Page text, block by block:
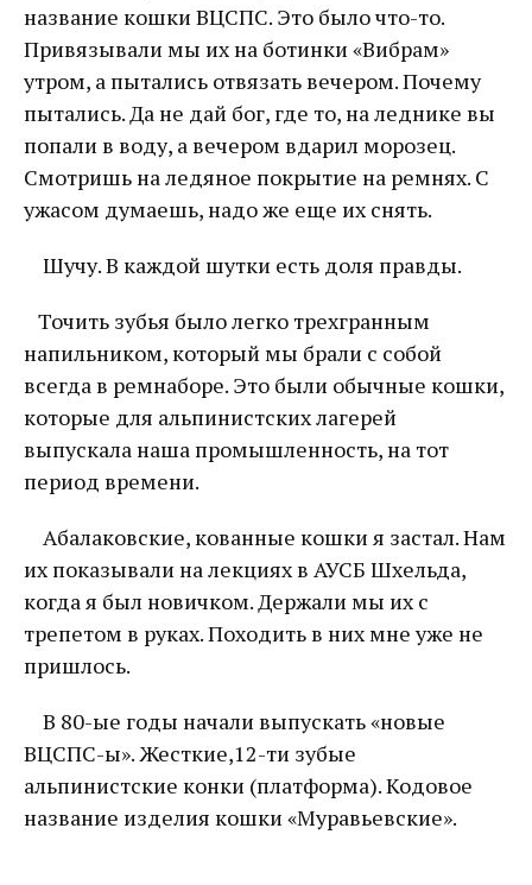
название кошки ВЦСПС. Это было что-то.
Привязывали мы их на ботинки «Вибрам»
утром, а пытались отвязать вечером. Почему
пытались. Да не дай бог, где то, на леднике вы
попали в воду, а вечером вдарил морозец.
Смотришь на ледяное покрытие на ремнях. С
ужасом думаешь, надо же еще их снять.
Шучу. В каждой шутки есть доля правды.
Точить зубья было легко трехгранным
напильником, который мы брали с собой
всегда в ремнаборе. Это были обычные кошки,
которые для альпинистских лагерей
выпускала наша промышленность, на тот
период времени.
Абалаковские, кованные кошки я застал. Нам
их показывали на лекциях в АУСБ Шхельда,
когда я был новичком. Держали мы их с
трепетом в руках. Походить в них мне уже не
пришлось.
В 80-ые годы начали выпускать «новые
ВЦСПС-ы». Жесткие,12-ти зубые
альпинистские конки (платформа). Кодовое
название изделия кошки «Муравьевские».